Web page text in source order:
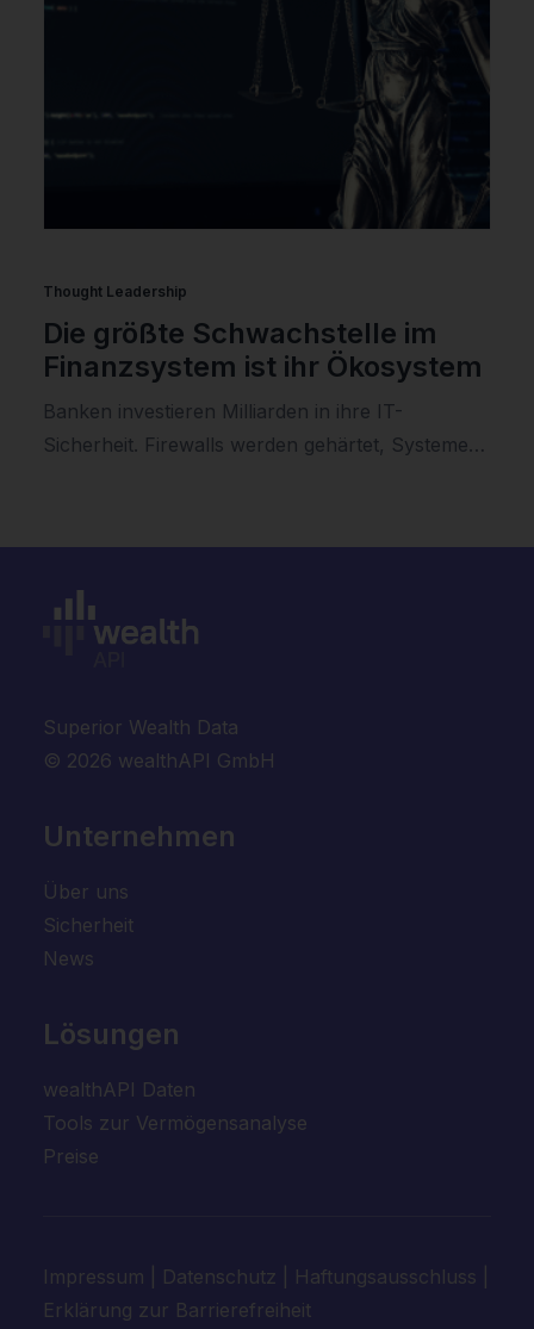
Thought Leadership
Die größte Schwachstelle im
Finanzsystem ist ihr Ökosystem
Banken investieren Milliarden in ihre IT-
Sicherheit. Firewalls werden gehärtet, Systeme…
Superior Wealth Data
© 2026 wealthAPI GmbH
Unternehmen
Über uns
Sicherheit
News
Lösungen
wealthAPI Daten
Tools zur Vermögensanalyse
Preise
Impressum Datenschutz Haftungsausschluss
Erklärung zur Barrierefreiheit